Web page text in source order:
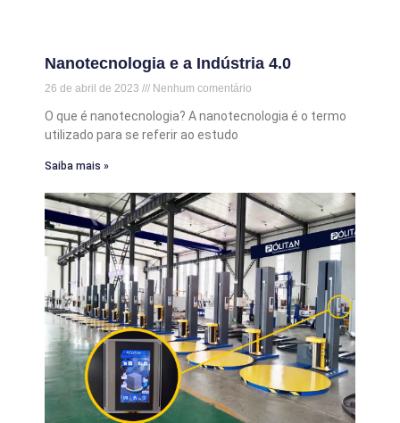
Nanotecnologia e a Indústria 4.0
26 de abril de 2023 Nenhum comentário
O que é nanotecnologia? A nanotecnologia é o termo
utilizado para se referir ao estudo
Saiba mais »